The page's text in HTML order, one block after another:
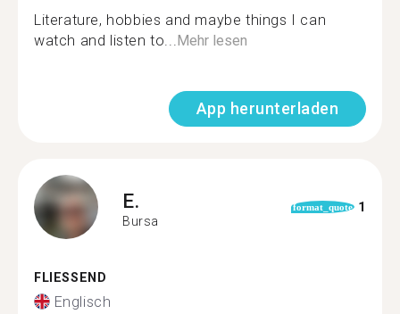
Literature, hobbies and maybe things I can
watch and listen to...Mehr lesen
App herunterladen
E.
Bursa
format_quote 1
FLIESSEND
Englisch